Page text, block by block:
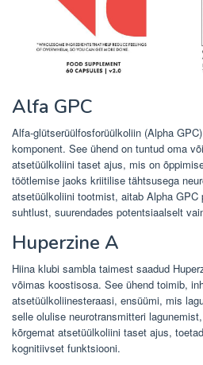
Alfa GPC
Alfa-glütserüülfosforüülkoliin (Alpha
komponent. See ühend on tuntud oma
atsetüülkoliini taset ajus, mis on
töötlemise jaoks kriitilise tähtsusega
atsetüülkoliini tootmist, aitab Alpha GPC
suhtlust, suurendades potentsiaalselt
Huperzine A
Hiina klubi sambla taimest saadud
võimas koostisosa. See ühend toimib,
atsetüülkoliinesteraasi, ensüümi, mis
selle olulise neurotransmitteri
kõrgemat atsetüülkoliini taset ajus,
kognitiivset funktsiooni.